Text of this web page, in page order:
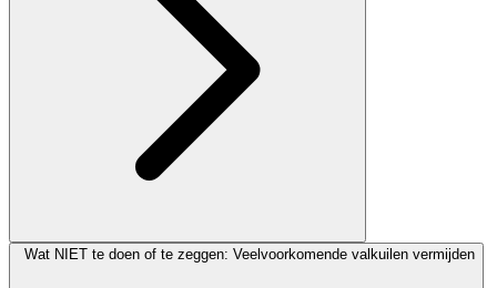
Wat NIET te doen of te zeggen: Veelvoorkomende valkuilen vermijden